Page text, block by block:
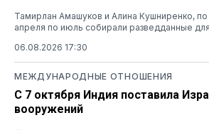
Тамирлан Амашуков и Алина Кушниренко, по
апреля по июль собирали разведданные
06.08.2026 17:30
МЕЖДУНАРОДНЫЕ ОТНОШЕНИЯ
С 7 октября Индия поставила
вооружений